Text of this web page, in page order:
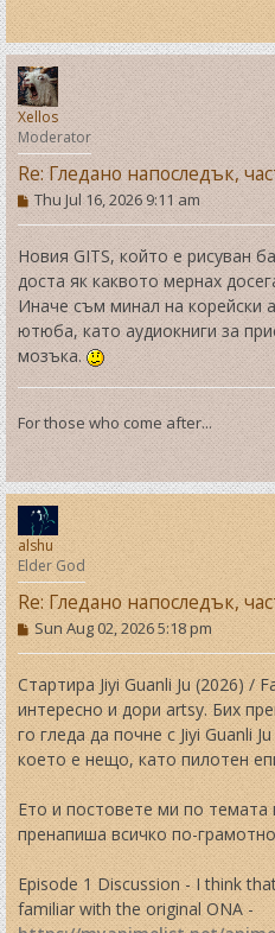
Xellos
Moderator
Re: Гледано напоследък,
P
o
s
t
Thu Jul 16, 2026 9:11 am
Новия GITS, който е рисуван
доста як каквото мернах
Иначе съм минал на корейски
ютюба, като аудиокниги за
мозъка.
For those who come after...
alshu
Elder God
Re: Гледано напоследък,
P
o
s
t
Sun Aug 02, 2026 5:18 pm
Стартира Jiyi Guanli Ju (2026) /
интересно и дори artsy. Бих
го гледа да почне с Jiyi Guanli
което е нещо, като пилотен
Ето и постовете ми по
пренапиша всичко по-
Episode 1 Discussion - I think
familiar with the original ONA -